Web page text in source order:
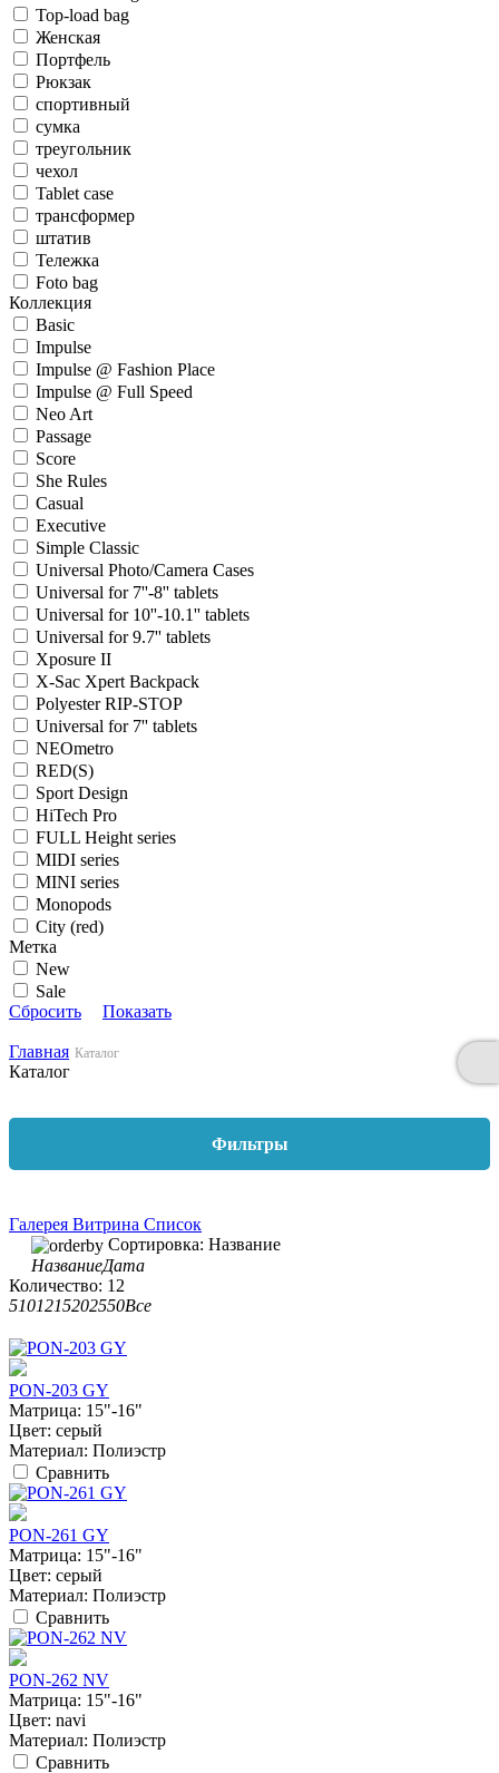
Top-load bag
Женская
Портфель
Рюкзак
спортивный
сумка
треугольник
чехол
Tablet case
трансформер
штатив
Тележка
Foto bag
Коллекция
Basic
Impulse
Impulse @ Fashion Place
Impulse @ Full Speed
Neo Art
Passage
Score
She Rules
Casual
Executive
Simple Classic
Universal Photo/Camera Cases
Universal for 7''-8'' tablets
Universal for 10''-10.1'' tablets
Universal for 9.7'' tablets
Xposure II
X-Sac Xpert Backpack
Polyester RIP-STOP
Universal for 7'' tablets
NEOmetro
RED(S)
Sport Design
HiTech Pro
FULL Height series
MIDI series
MINI series
Monopods
City (red)
Метка
New
Sale
Сбросить
Показать
Главная Каталог
Каталог
Фильтры
Галерея Витрина Список
Сортировка: Название
НазваниеДата
Количество: 12
5101215202550Все
PON-203 GY
Матрица: 15"-16"
Цвет: серый
Материал: Полиэстр
Сравнить
PON-261 GY
Матрица: 15"-16"
Цвет: серый
Материал: Полиэстр
Сравнить
PON-262 NV
Матрица: 15"-16"
Цвет: navi
Материал: Полиэстр
Сравнить